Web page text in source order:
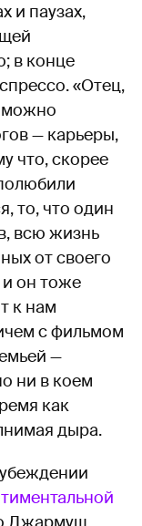
и паузах,
в конце
«Отец,
можно
— карьеры,
что, скорее
то, что один
всю жизнь
от своего
и он тоже
к нам
с фильмом
—
ни в коем
как
дыра.